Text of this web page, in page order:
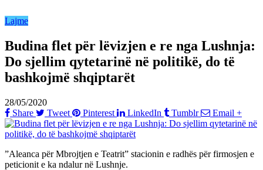
Lajme
Budina flet për lëvizjen e re nga Lushnja:
Do sjellim qytetarinë në politikë, do të
bashkojmë shqiptarët
28/05/2020
Share
Tweet Pinterest LinkedIn Tumblr Email +
”Aleanca për Mbrojtjen e Teatrit” stacionin e radhës për firmosjen e
peticionit e ka ndalur në Lushnje.